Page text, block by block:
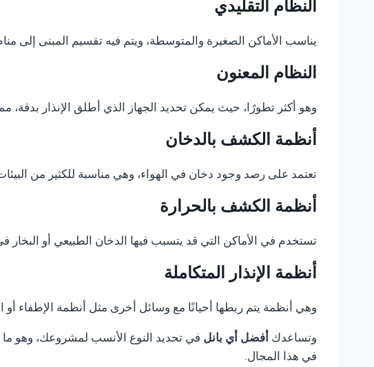
النظام التقليدي
يناسب الأماكن الصغيرة والمتوسطة، ويتم فيه تقسيم المبنى
النظام المعنون
وهو أكثر تطورًا، حيث يمكن تحديد الجهاز الذي أطلق الإنذار بدقة،
أنظمة الكشف بالدخان
تعتمد على رصد وجود دخان في الهواء، وهي مناسبة للكثير من
أنظمة الكشف بالحرارة
تستخدم في الأماكن التي قد يتسبب فيها الدخان الطبيعي أو
أنظمة الإنذار المتكاملة
وهي أنظمة يتم ربطها أحيانًا مع وسائل أخرى مثل أنظمة الإطفاء أو
وتساعدك أفضل أي بانل في تحديد النوع الأنسب لمشروعك، وهو ما
في هذا المجال.